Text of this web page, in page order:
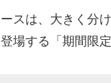
スは、大きく分
場する「期間限